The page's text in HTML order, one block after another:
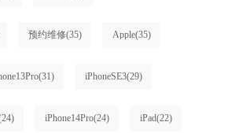
预约维修(35) Apple(35)
(31) iPhoneSE3(29)
iPhone14Pro(24) iPad(22)